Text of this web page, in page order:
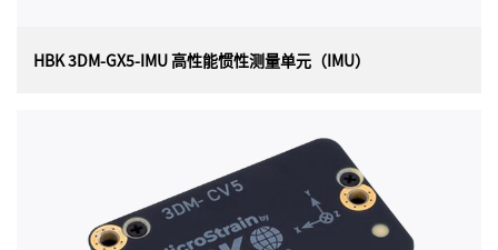
HBK 3DM-GX5-IMU 高性能惯性测量单元（IMU）
HBK 3DM-GX5-IMU 高性能惯性测量单元（IMU）
美国 HBK MicroStrain Sensing（原为 Lord）3DM-GX5-
IMU （3DM-GX5-10）是目前最小、最轻的工业 IMU。它
具有完全校准和温度补偿的三轴加速度计和陀螺仪，可在